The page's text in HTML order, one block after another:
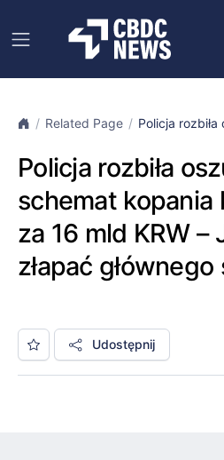
Related Page Policja
Policja rozbiła
schemat
za 16 mld KRW –
złapać
Udostępnij